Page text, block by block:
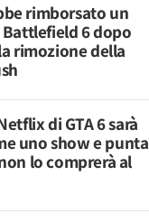
rimborsato un
6 dopo
rimozione della
di GTA 6 sarà
uno show e punta
lo comprerà al